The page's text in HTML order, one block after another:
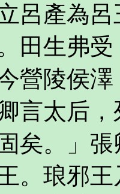
呂產為
田生弗
營陵侯
言太后
矣。」
。琅邪